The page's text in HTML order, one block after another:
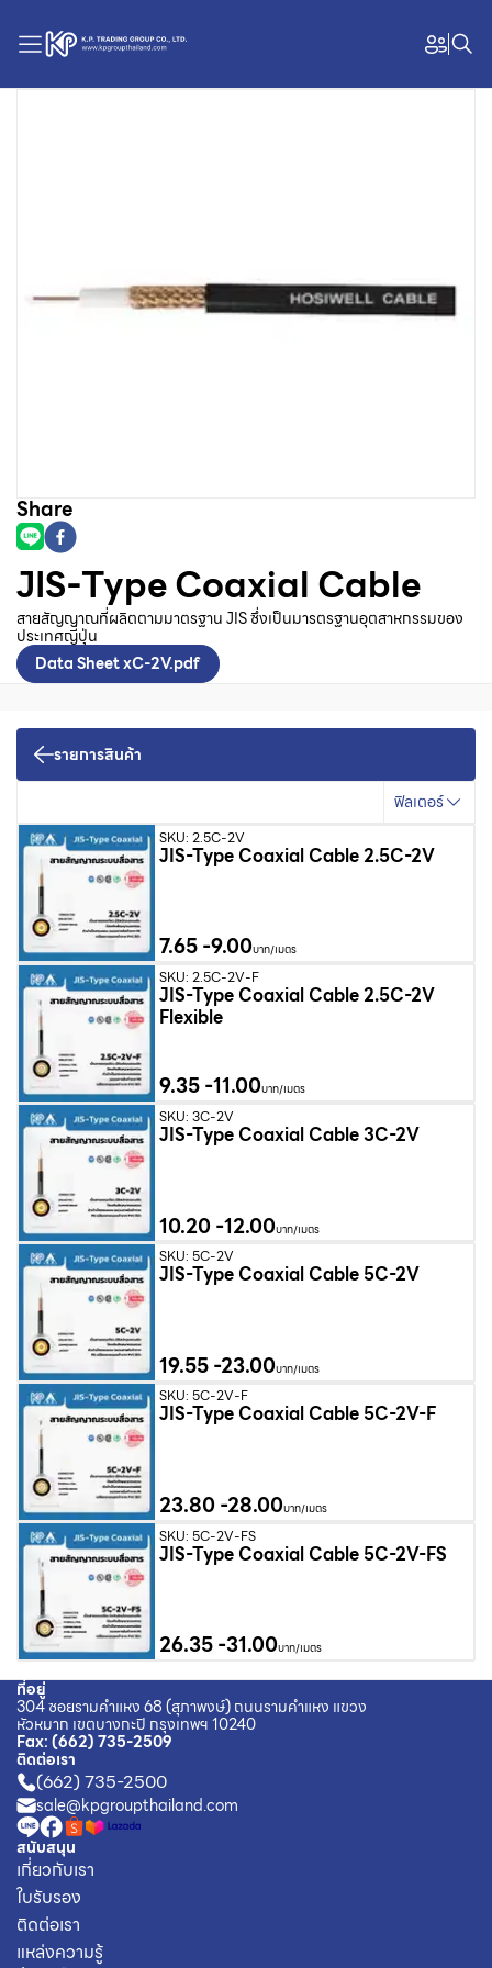
JIS-Type Coaxial Cable
สายสัญญาณที่ผลิตตามมาตรฐาน JIS ซึ่งเป็นมารตรฐานอุตสาหกรรมของ
ประเทศญี่ปุ่น
Data Sheet xC-2V.pdf
Share
รายการสินค้า
ฟิลเตอร์
SKU: 2.5C-2V
JIS-Type Coaxial Cable 2.5C-2V
7.65-9.00บาท/เมตร
SKU: 2.5C-2V-F
JIS-Type Coaxial Cable 2.5C-2V
Flexible
9.35-11.00บาท/เมตร
SKU: 3C-2V
JIS-Type Coaxial Cable 3C-2V
10.20-12.00บาท/เมตร
SKU: 5C-2V
JIS-Type Coaxial Cable 5C-2V
19.55-23.00บาท/เมตร
SKU: 5C-2V-F
JIS-Type Coaxial Cable 5C-2V-F
23.80-28.00บาท/เมตร
SKU: 5C-2V-FS
JIS-Type Coaxial Cable 5C-2V-FS
26.35-31.00บาท/เมตร
ที่อยู่
304 ซอยรามคำแหง 68 (สุภาพงษ์) ถนนรามคำแหง แขวง
หัวหมาก เขตบางกะปิ กรุงเทพฯ 10240
Fax:(662) 735-2509
ติดต่อเรา
(662) 735-2500
sale@kpgroupthailand.com
สนับสนุน
เกี่ยวกับเรา
ใบรับรอง
ติดต่อเรา
แหล่งความรู้